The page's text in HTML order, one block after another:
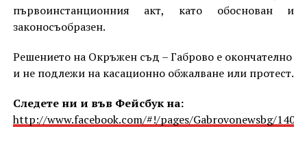
първоинстанционния акт, като обоснован и
законосъобразен.
Решението на Окръжен съд – Габрово е окончателно
и не подлежи на касационно обжалване или протест.
Следете ни и във Фейсбук на:
http://www.facebook.com/#!/pages/Gabrovonewsbg/